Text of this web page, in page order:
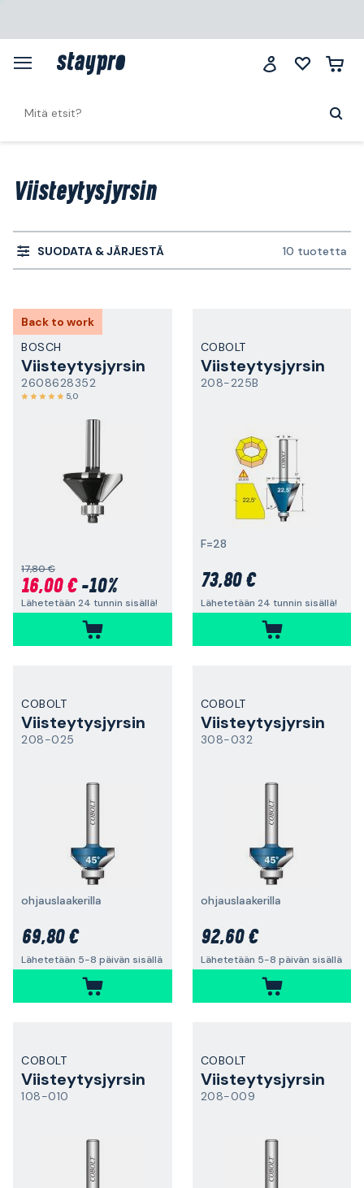
Viisteytysjyrsin
SUODATA & JÄRJESTÄ 10 tuotetta
Back to work
BOSCH
Viisteytysjyrsin
2608628352
5,0
17,80 €
16,00 €-10%
Lähetetään 24 tunnin sisällä!
COBOLT
Viisteytysjyrsin
208-225B
F=28
73,80 €
Lähetetään 24 tunnin sisällä!
COBOLT
Viisteytysjyrsin
208-025
ohjauslaakerilla
69,80 €
Lähetetään 5-8 päivän sisällä
COBOLT
Viisteytysjyrsin
308-032
ohjauslaakerilla
92,60 €
Lähetetään 5-8 päivän sisällä
COBOLT
Viisteytysjyrsin
108-010
COBOLT
Viisteytysjyrsin
208-009